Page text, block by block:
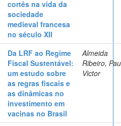
cortês na vida da
sociedade
medieval francesa
no século XII
Da LRF ao Regime
Fiscal Sustentável:
um estudo sobre
as regras fiscais e
as dinâmicas no
investimento em
vacinas no Brasil
Almeida
Ribeiro,
Victor